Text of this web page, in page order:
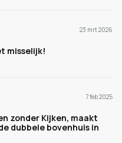
23 mrt 2026
misselijk!
7 feb 2025
zonder Kijken, maakt
dubbele bovenhuis in